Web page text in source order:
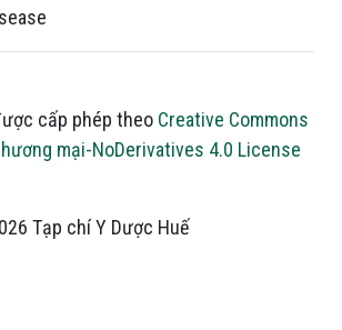
cấp phép theo Creative Commons
mại-NoDerivatives 4.0 License
Tạp chí Y Dược Huế